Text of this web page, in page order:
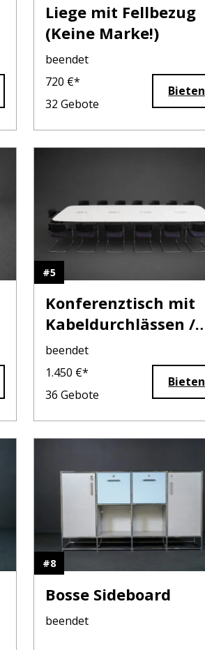
Liege mit Fellbezug
(Keine Marke!)
beendet
720 €*
32 Gebote
Bieten
#5
Konferenztisch mit
Kabeldurchlässen /
Steckdosen (Ohne
Stühle!)
beendet
1.450 €*
36 Gebote
Bieten
#8
Bosse Sideboard
beendet